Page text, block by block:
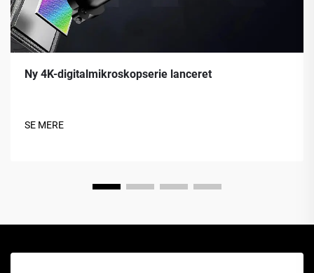
Ny 4K-digitalmikroskopserie lanceret
SE MERE